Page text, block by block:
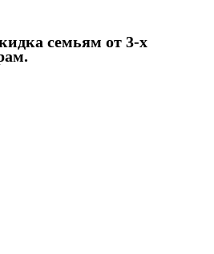
семьям от 3-х